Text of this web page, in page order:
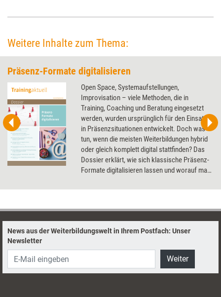
Weitere Inhalte zum Thema:
Präsenz-Formate digitalisieren
Open Space, Systemaufstellungen,
Improvisation – viele Methoden, die in
Training, Coaching und Beratung eingesetzt
werden, wurden ursprünglich für den Einsatz
in Präsenzsituationen entwickelt. Doch was
tun, wenn die meisten Weiterbildungen hybrid
oder gleich komplett digital stattfinden? Das
Dossier erklärt, wie sich klassische Präsenz-
Formate digitalisieren lassen und worauf man
News aus der Weiterbildungswelt in Ihrem Postfach: Unser
Newsletter
Weiter